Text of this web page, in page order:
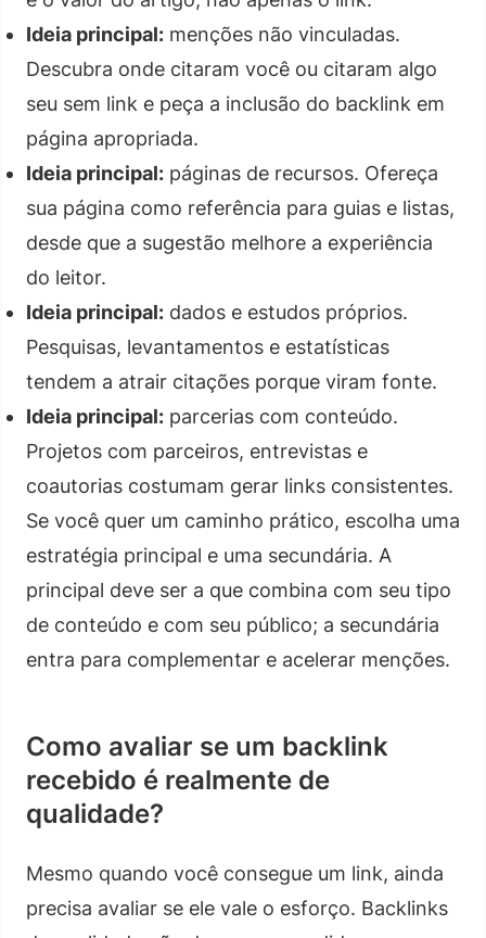
Ideia principal: menções não vinculadas.
Descubra onde citaram você ou citaram algo
seu sem link e peça a inclusão do backlink em
página apropriada.
Ideia principal: páginas de recursos. Ofereça
sua página como referência para guias e listas,
desde que a sugestão melhore a experiência
do leitor.
Ideia principal: dados e estudos próprios.
Pesquisas, levantamentos e estatísticas
tendem a atrair citações porque viram fonte.
Ideia principal: parcerias com conteúdo.
Projetos com parceiros, entrevistas e
coautorias costumam gerar links consistentes.
Se você quer um caminho prático, escolha uma
estratégia principal e uma secundária. A
principal deve ser a que combina com seu tipo
de conteúdo e com seu público; a secundária
entra para complementar e acelerar menções.
Como avaliar se um backlink
recebido é realmente de
qualidade?
Mesmo quando você consegue um link, ainda
precisa avaliar se ele vale o esforço. Backlinks